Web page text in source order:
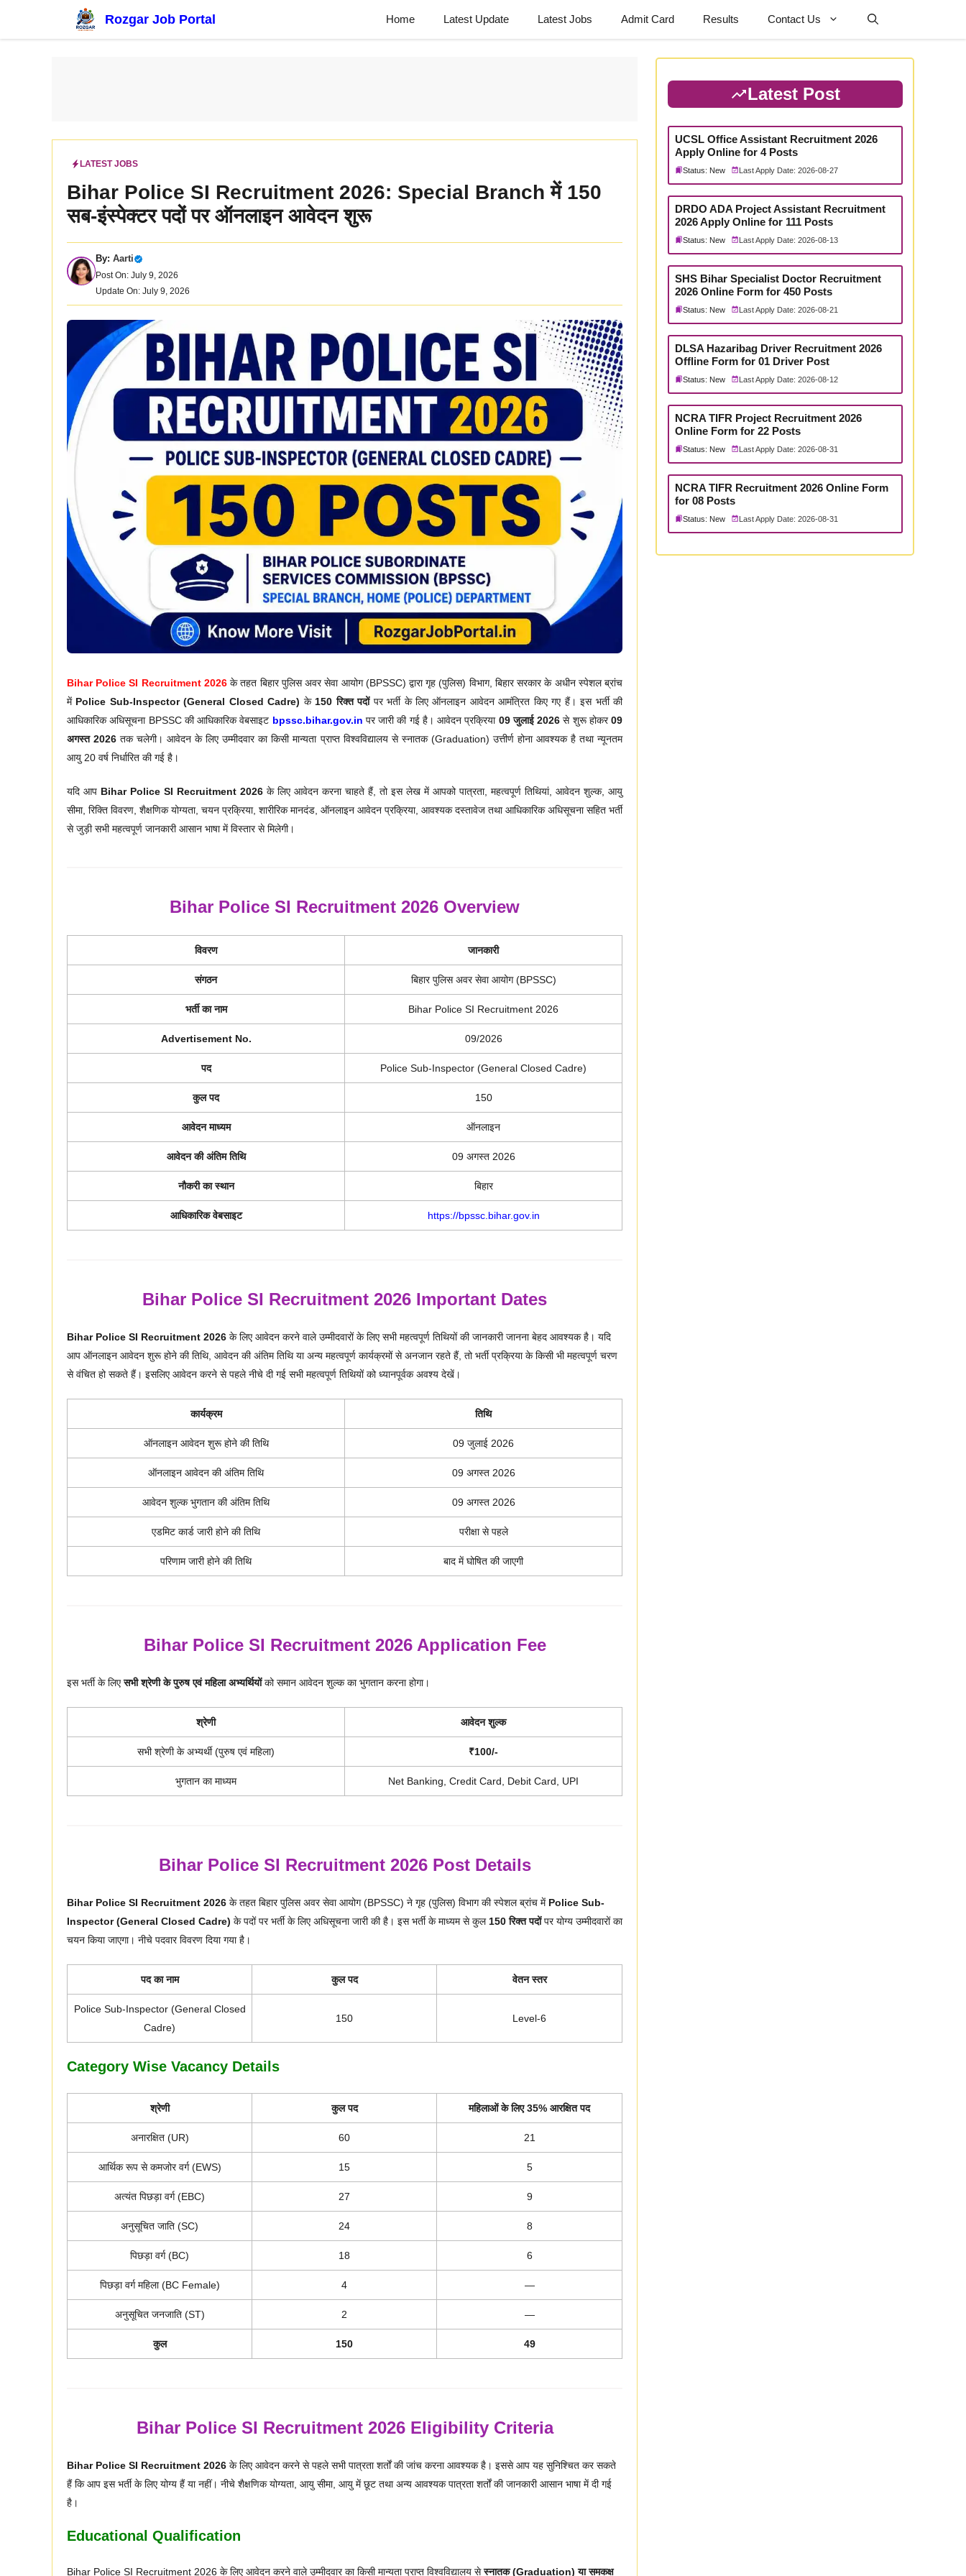
Rozgar Job Portal Home Latest Update Latest Jobs Admit Card Results Contact Us
LATEST JOBS
Bihar Police SI Recruitment 2026: Special Branch में 150
सब-इंस्पेक्टर पदों पर ऑनलाइन आवेदन शुरू
By: Aarti
Post On: July 9, 2026
Update On: July 9, 2026
Bihar Police SI Recruitment 2026के तहत बिहार पुलिस अवर सेवा आयोग (BPSSC) द्वारा गृह (पुलिस) विभाग, बिहार सरकार के अधीन स्पेशल ब्रांच
में Police Sub-Inspector (General Closed Cadre) के 150 रिक्त पदोंपर भर्ती के लिए ऑनलाइन आवेदन आमंत्रित किए गए हैं। इस भर्ती की
आधिकारिक अधिसूचना BPSSC की आधिकारिक वेबसाइट bpssc.bihar.gov.in पर जारी की गई है। आवेदन प्रक्रिया 09 जुलाई 2026 से शुरू होकर09
अगस्त 2026 तक चलेगी। आवेदन के लिए उम्मीदवार का किसी मान्यता प्राप्त विश्वविद्यालय से स्नातक (Graduation) उत्तीर्ण होना आवश्यक है तथा न्यूनतम
आयु 20 वर्ष निर्धारित की गई है।
यदि आप Bihar Police SI Recruitment 2026 के लिए आवेदन करना चाहते हैं, तो इस लेख में आपको पात्रता, महत्वपूर्ण तिथियां, आवेदन शुल्क, आयु
सीमा, रिक्ति विवरण, शैक्षणिक योग्यता, चयन प्रक्रिया, शारीरिक मानदंड, ऑनलाइन आवेदन प्रक्रिया, आवश्यक दस्तावेज तथा आधिकारिक अधिसूचना सहित भर्ती
से जुड़ी सभी महत्वपूर्ण जानकारी आसान भाषा में विस्तार से मिलेगी।
Bihar Police SI Recruitment 2026 Overview
विवरण जानकारी
संगठन बिहार पुलिस अवर सेवा आयोग (BPSSC)
भर्ती का नाम Bihar Police SI Recruitment 2026
Advertisement No. 09/2026
पद Police Sub-Inspector (General Closed Cadre)
कुल पद 150
आवेदन माध्यम ऑनलाइन
आवेदन की अंतिम तिथि 09 अगस्त 2026
नौकरी का स्थान बिहार
आधिकारिक वेबसाइट https://bpssc.bihar.gov.in
Bihar Police SI Recruitment 2026 Important Dates
Bihar Police SI Recruitment 2026 के लिए आवेदन करने वाले उम्मीदवारों के लिए सभी महत्वपूर्ण तिथियों की जानकारी जानना बेहद आवश्यक है। यदि
आप ऑनलाइन आवेदन शुरू होने की तिथि, आवेदन की अंतिम तिथि या अन्य महत्वपूर्ण कार्यक्रमों से अनजान रहते हैं, तो भर्ती प्रक्रिया के किसी भी महत्वपूर्ण चरण
से वंचित हो सकते हैं। इसलिए आवेदन करने से पहले नीचे दी गई सभी महत्वपूर्ण तिथियों को ध्यानपूर्वक अवश्य देखें।
कार्यक्रम तिथि
ऑनलाइन आवेदन शुरू होने की तिथि 09 जुलाई 2026
ऑनलाइन आवेदन की अंतिम तिथि 09 अगस्त 2026
आवेदन शुल्क भुगतान की अंतिम तिथि 09 अगस्त 2026
एडमिट कार्ड जारी होने की तिथि परीक्षा से पहले
परिणाम जारी होने की तिथि बाद में घोषित की जाएगी
Bihar Police SI Recruitment 2026 Application Fee
इस भर्ती के लिएसभी श्रेणी के पुरुष एवं महिला अभ्यर्थियोंको समान आवेदन शुल्क का भुगतान करना होगा।
श्रेणी आवेदन शुल्क
सभी श्रेणी के अभ्यर्थी (पुरुष एवं महिला) ₹100/-
भुगतान का माध्यम Net Banking, Credit Card, Debit Card, UPI
Bihar Police SI Recruitment 2026 Post Details
Bihar Police SI Recruitment 2026 के तहत बिहार पुलिस अवर सेवा आयोग (BPSSC) ने गृह (पुलिस) विभाग की स्पेशल ब्रांच में Police Sub-
Inspector (General Closed Cadre) के पदों पर भर्ती के लिए अधिसूचना जारी की है। इस भर्ती के माध्यम से कुल 150 रिक्त पदोंपर योग्य उम्मीदवारों का
चयन किया जाएगा। नीचे पदवार विवरण दिया गया है।
पद का नाम कुल पद वेतन स्तर
Police Sub-Inspector (General Closed
Cadre)
150 Level-6
Category Wise Vacancy Details
श्रेणी कुल पद महिलाओं के लिए 35% आरक्षित पद
अनारक्षित (UR) 60 21
आर्थिक रूप से कमजोर वर्ग (EWS) 15 5
अत्यंत पिछड़ा वर्ग (EBC) 27 9
अनुसूचित जाति (SC) 24 8
पिछड़ा वर्ग (BC) 18 6
पिछड़ा वर्ग महिला (BC Female) 4 —
अनुसूचित जनजाति (ST) 2 —
कुल 150 49
Bihar Police SI Recruitment 2026 Eligibility Criteria
Bihar Police SI Recruitment 2026 के लिए आवेदन करने से पहले सभी पात्रता शर्तों की जांच करना आवश्यक है। इससे आप यह सुनिश्चित कर सकते
हैं कि आप इस भर्ती के लिए योग्य हैं या नहीं। नीचे शैक्षणिक योग्यता, आयु सीमा, आयु में छूट तथा अन्य आवश्यक पात्रता शर्तों की जानकारी आसान भाषा में दी गई
है।
Educational Qualification
Bihar Police SI Recruitment 2026 के लिए आवेदन करने वाले उम्मीदवार का किसी मान्यता प्राप्त विश्वविद्यालय सेस्नातक (Graduation) या समकक्ष
Latest Post
UCSL Office Assistant Recruitment 2026
Apply Online for 4 Posts
Status: New Last Apply Date: 2026-08-27
DRDO ADA Project Assistant Recruitment
2026 Apply Online for 111 Posts
Status: New Last Apply Date: 2026-08-13
SHS Bihar Specialist Doctor Recruitment
2026 Online Form for 450 Posts
Status: New Last Apply Date: 2026-08-21
DLSA Hazaribag Driver Recruitment 2026
Offline Form for 01 Driver Post
Status: New Last Apply Date: 2026-08-12
NCRA TIFR Project Recruitment 2026
Online Form for 22 Posts
Status: New Last Apply Date: 2026-08-31
NCRA TIFR Recruitment 2026 Online Form
for 08 Posts
Status: New Last Apply Date: 2026-08-31